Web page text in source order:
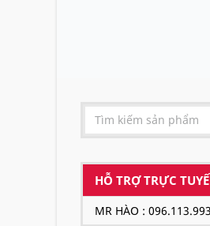
HỖ TRỢ TRỰC
MR HÀO :